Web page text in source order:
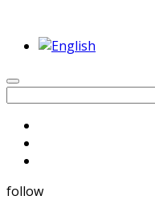
follow